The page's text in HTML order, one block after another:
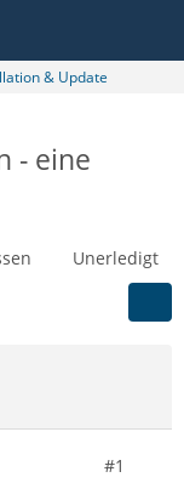
& Update
- eine
Unerledigt
#1